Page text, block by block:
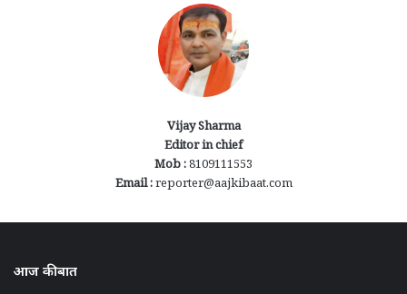
Vijay Sharma
Editor in chief
Mob :8109111553
Email :reporter@aajkibaat.com
आज की बात